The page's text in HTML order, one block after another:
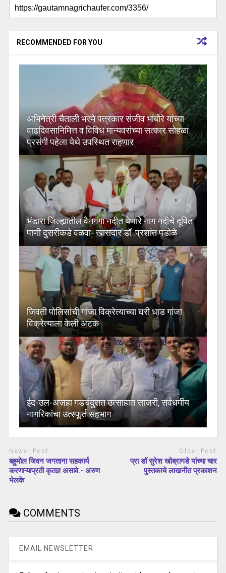
RECOMMENDED FOR YOU
अभिनेत्री चैताली भस्मे पत्रकार संजीव भांबोरे यांच्या
वाढदिवसानिमित्त व विविध मान्यवरांच्या सत्कार सोहळा
प्रसंगी पहेला येथे उपस्थित राहणार
भंडारा जिल्ह्यातील वैनगंगा नदीत येणारे नाग नदीचे दूषित
पाणी दुसरीकडे वळवा- खासदार डॉ .प्रशांत पडोळे
जिवती पोलिसांची गांजा विक्रेत्याच्या घरी धाड गांजा
विक्रेत्याला केली अटक
ईद-उल-अजहा गडचंदुरात उत्साहात साजरी, सर्वधर्मीय
नागरिकांचा उत्स्फूर्त सहभाग
Newer Post
बहुमोल जिवन जगताना सहकार्य
करणाऱ्याप्रती कृतज्ञ असावे.- अरुण
भेलके
Older Post
प्रा डॉ सुरेश खोब्रागडे यांच्या चार
पुस्तकाचे लाखनीत प्रकाशन
COMMENTS
EMAIL NEWSLETTER